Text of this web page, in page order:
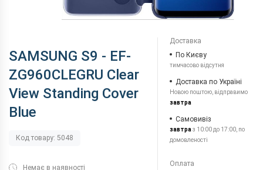
SAMSUNG S9 - EF-
ZG960CLEGRU Clear
View Standing Cover
Blue
Код товару: 5048
Немає в наявності
Доставка
По Києву
тимчасово відсутня
Доставка по Україні
Новою поштою, відправимо
завтра
Самовивіз
завтраз 10:00 до 17:00, по
домовленості
Оплата